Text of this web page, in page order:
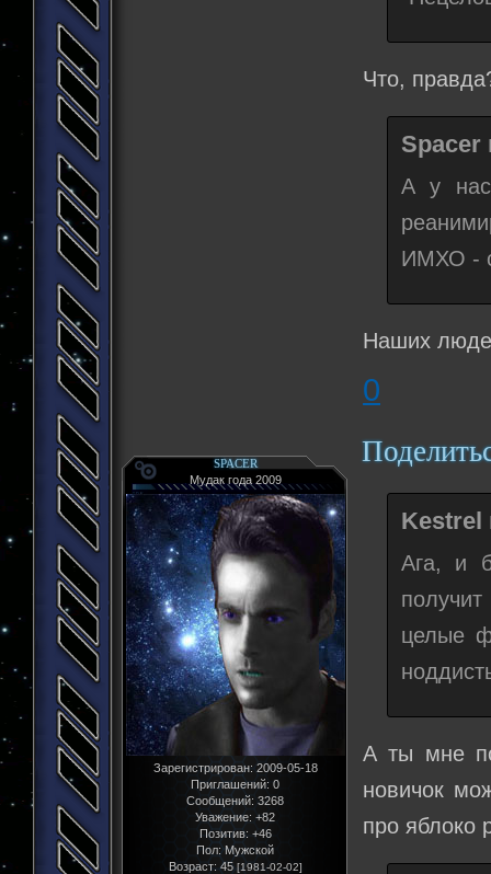
Что,
Spacer
А у
ИМХО -
Наших
0
SPACER
Мудак года 2009
Зарегистрирован: 2009-05-18
Приглашений: 0
Сообщений: 3268
Уважение: +82
Позитив: +46
Пол:Мужской
Возраст: 45 [1981-02-02]
Kestrel
Ага, и
целые
А ты мне
новичок
про яблоко